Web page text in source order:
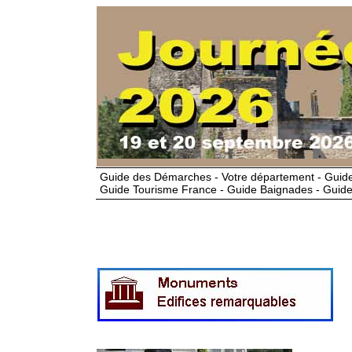
Guide des Démarches - Votre département -
Guide Tourisme France - Guide Baignades -